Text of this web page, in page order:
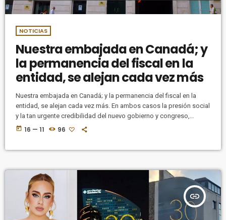
NOTICIAS
Nuestra embajada en Canadá; y
la permanencia del fiscal en la
entidad, se alejan cada vez más
Nuestra embajada en Canadá; y la permanencia del fiscal en la
entidad, se alejan cada vez más. En ambos casos la presión social
y la tan urgente credibilidad del nuevo gobierno y congreso,
estarían haciendo su parte.
today 16 — 11 96
insert_link